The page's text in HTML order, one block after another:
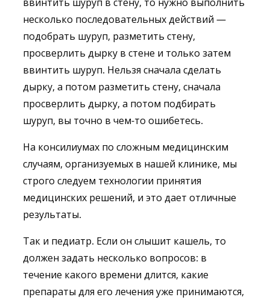
несколько последовательных действий —
подобрать шуруп, разметить стену,
просверлить дырку в стене и только затем
ввинтить шуруп. Нельзя сначала сделать
дырку, а потом разметить стену, сначала
просверлить дырку, а потом подбирать
шуруп, вы точно в чем-то ошибетесь.
На консилиумах по сложным медицинским
случаям, организуемых в нашей клинике, мы
строго следуем технологии принятия
медицинских решений, и это дает отличные
результаты.
Так и педиатр. Если он слышит кашель, то
должен задать несколько вопросов: в
течение какого времени длится, какие
препараты для его лечения уже принимаются,